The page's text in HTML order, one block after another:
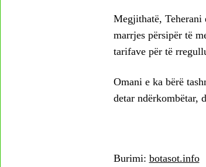
Megjithatë, Teherani
marrjes përsipër të
tarifave për të
Omani e ka bërë
detar ndërkombëtar,
Burimi: botasot.info